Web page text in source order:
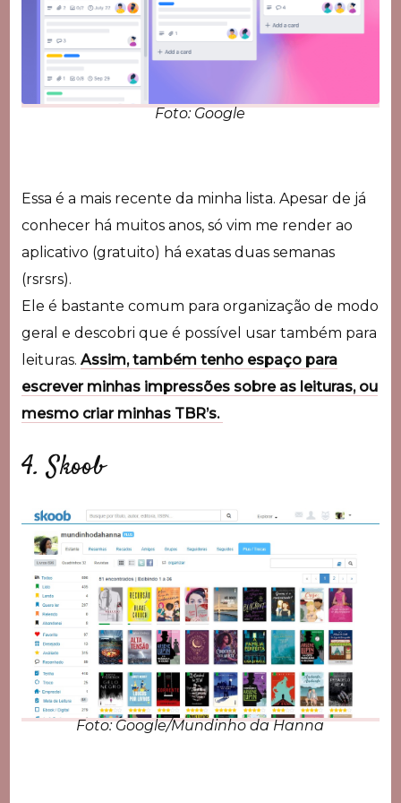
Foto: Google
Essa é a mais recente da minha lista. Apesar de já
conhecer há muitos anos, só vim me render ao
aplicativo (gratuito) há exatas duas semanas
(rsrsrs).
Ele é bastante comum para organização de modo
geral e descobri que é possível usar também para
leituras. Assim, também tenho espaço para
escrever minhas impressões sobre as leituras, ou
mesmo criar minhas TBR’s.
4. Skoob
Foto: Google/Mundinho da Hanna